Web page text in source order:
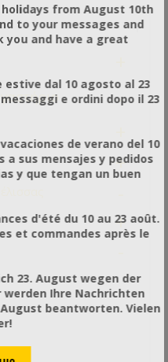
-
+
+
from August 10th
to your messages and
you and have a great
estive dal 10 agosto al 23
e ordini dopo il 23
de verano del 10
a sus mensajes y pedidos
y que tengan un buen
d'été du 10 au 23 août.
et commandes après le
23. August wegen der
Ihre Nachrichten
beantworten. Vielen